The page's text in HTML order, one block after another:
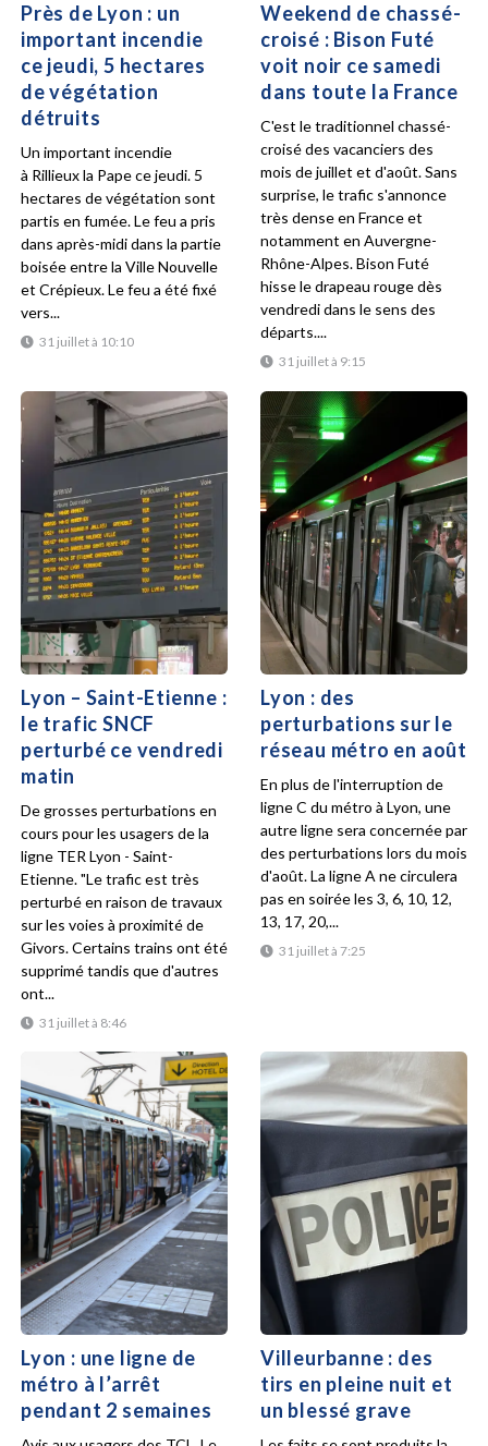
Près de Lyon : un
important incendie
ce jeudi, 5 hectares
de végétation
détruits
31 juillet à 10:10
Un important incendie
à Rillieux la Pape ce jeudi. 5
hectares de végétation sont
partis en fumée. Le feu a pris
dans après-midi dans la partie
boisée entre la Ville Nouvelle
et Crépieux. Le feu a été fixé
vers...
Weekend de chassé-
croisé : Bison Futé
voit noir ce samedi
dans toute la France
31 juillet à 9:15
C'est le traditionnel chassé-
croisé des vacanciers des
mois de juillet et d'août. Sans
surprise, le trafic s'annonce
très dense en France et
notamment en Auvergne-
Rhône-Alpes. Bison Futé
hisse le drapeau rouge dès
vendredi dans le sens des
départs....
Lyon – Saint-Etienne :
le trafic SNCF
perturbé ce vendredi
matin
31 juillet à 8:46
De grosses perturbations en
cours pour les usagers de la
ligne TER Lyon - Saint-
Etienne. "Le trafic est très
perturbé en raison de travaux
sur les voies à proximité de
Givors. Certains trains ont été
supprimé tandis que d'autres
ont...
Lyon : des
perturbations sur le
réseau métro en août
31 juillet à 7:25
En plus de l'interruption de
ligne C du métro à Lyon, une
autre ligne sera concernée par
des perturbations lors du mois
d'août. La ligne A ne circulera
pas en soirée les 3, 6, 10, 12,
13, 17, 20,...
Lyon : une ligne de
métro à l’arrêt
pendant 2 semaines
Villeurbanne : des
tirs en pleine nuit et
un blessé grave